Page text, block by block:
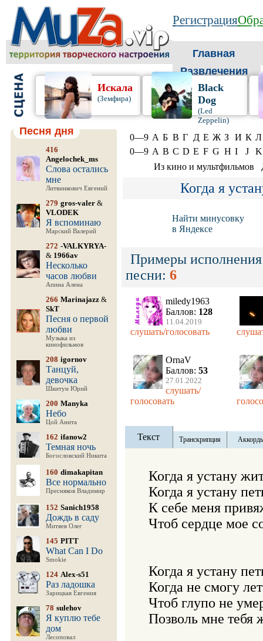
Регистрация
Главная
Развлечения
Искала
(Земфира)
Black
Dog
(Led
Zeppelin)
Песня дня
416
Angelochek_ms
Слова остались
мне
Литвинкович Евгений
279 gros-valer &
VLODEK
Я вспоминаю
Марский Валерий
272 -VALKYRYA-
& 1966av
Несколько
часов любви
Апина Алена
266 Marinajazz &
SkT
Песня о первой
любви
Музыка из
кинофильмов
208 igornov
Танцуй,
девочка
Шкитун Юрий
200 Manyka
Небо
Цой Анита
162 ifanow2
Темная ночь
Богословский Никита
160 dimakapitan
Все нормально
Пресняков Владимир
152 Sanich1958
Дождь в саду
Митяев Олег
145 PITT
What Can I Do
Smokie
124 Alex-s51
Раз ладошка
Зарицкая Евгения
78 sulehov
Я куплю тебе
дом
Лесоповал
0—9 А Б В Г Д Е Ж З И К Л
0—9 A B C D E F G H I J
K
Из кино и мультфильмов
Когда я
Найти минусовку
в Яндексе
Примеры исполнения
песни: 6
miledy1963
Баллов: 128
11.04.2019
слушать/голосовать
OrnaV
Баллов: 53
27.01.2022
слушать/
голосовать
Текст Транскрипция
Когда я устану
Когда я устану
К себе меня
Чтоб сердце мое
Когда я устану
Когда не смогу
Чтоб глупо не
Позволь мне тебя